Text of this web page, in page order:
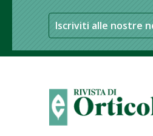
Iscriviti alle nostre